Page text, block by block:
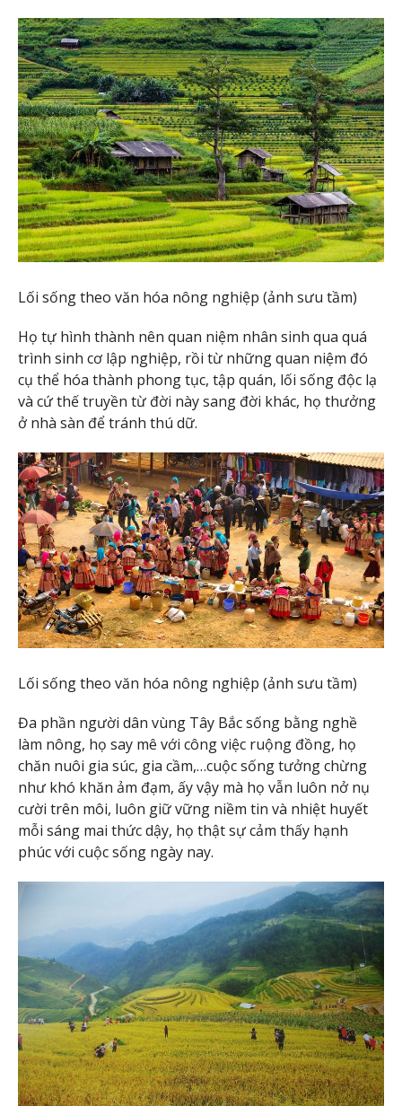
Lối sống theo văn hóa nông nghiệp (ảnh sưu tầm)
Họ tự hình thành nên quan niệm nhân sinh qua quá
trình sinh cơ lập nghiệp, rồi từ những quan niệm đó
cụ thể hóa thành phong tục, tập quán, lối sống độc lạ
và cứ thế truyền từ đời này sang đời khác, họ thưởng
ở nhà sàn để tránh thú dữ.
Lối sống theo văn hóa nông nghiệp (ảnh sưu tầm)
Đa phần người dân vùng Tây Bắc sống bằng nghề
làm nông, họ say mê với công việc ruộng đồng, họ
chăn nuôi gia súc, gia cầm,…cuộc sống tưởng chừng
như khó khăn ảm đạm, ấy vậy mà họ vẫn luôn nở nụ
cười trên môi, luôn giữ vững niềm tin và nhiệt huyết
mỗi sáng mai thức dậy, họ thật sự cảm thấy hạnh
phúc với cuộc sống ngày nay.